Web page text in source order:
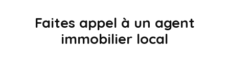
Faites appel à un agent
immobilier local